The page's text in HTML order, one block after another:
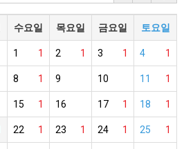
수요일 목요일 금요일 토요일
1
1 1
2 1
3 1
4
1
8 9 10 1
11
1
15 16 1
17 1
18
1
22 1
23 1
24 1
25